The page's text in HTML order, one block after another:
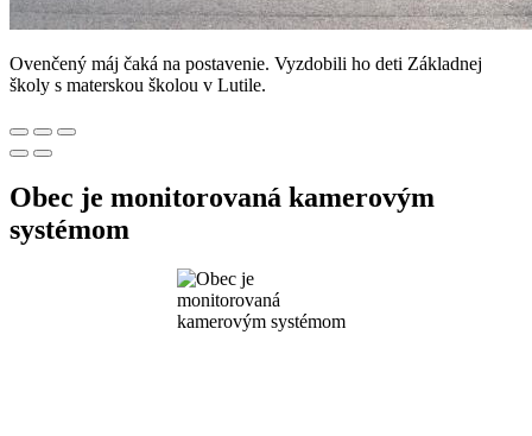
Ovenčený máj čaká na postavenie. Vyzdobili ho deti Základnej
školy s materskou školou v Lutile.
Obec je monitorovaná kamerovým
systémom